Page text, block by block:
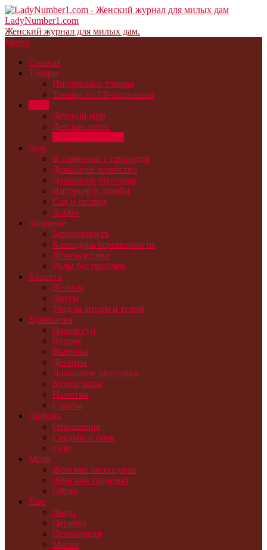
LadyNumber1.com
Женский журнал для милых дам.
Меню
Главная
Товары
Интересные товары
Товары из ТВ-магазинов
Детский мир
Детское меню
Дом
В гармонии с природой
Домашнее хозяйство
Домашние питомцы
Интерьер и дизайн
Сад и огород
Хобби
Здоровье
Беременность
Календарь беременности
Лечимся сами
Роды без проблем
Красота
Волосы
Диеты
Уход за лицом и телом
Кулинария
Варим суп
Второе
Выпечка
Десерты
Домашние заготовки
Кухни мира
Напитки
Салаты
Любовь
Отношения
Свадьба и брак
Секс
Мода
Женские аксессуары
Женский гардероб
Обувь
Еще
Люди
Церковь
Психология
Магия